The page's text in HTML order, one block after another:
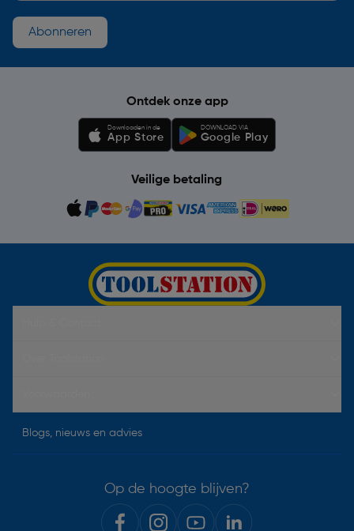
Abonneren
Ontdek onze app
Downloaden in de
App Store
DOWNLOAD VIA
Google Play
Veilige betaling
Blogs, nieuws en advies
Op de hoogte blijven?